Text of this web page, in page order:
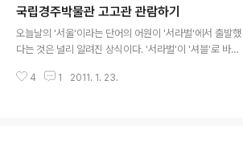
덕이 어딘지를 아는 사람은 그리 많지 않다. 최근 인기 예능
프로그램의 소개와 2008년부터 시작된 대구 도심 문화탐
방 골목투어로 인해 알려지기 전까지는 동산병원 남쪽 언
각'은 경남 마산 출신의 시조시인이었던 이은상 선생과 작
국립경주박물관 고고관 관람하기
오늘날의 '서울'이라는 단어의 어원이 '서라벌'에서 출발했
다는 것은 널리 알려진 상식이다. '서라벌'이 '셔블'로 바뀌
부가 위치한 곳)의 의미를 가지고 있다. 그런데 서라벌하면
4 1 2011. 1. 23.